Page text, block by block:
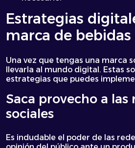
Estrategias
marca de
Una vez que tengas una marca
llevarla al mundo digital. Estas
estrategias que puedes
Saca provecho a las
sociales
Es indudable el poder de las